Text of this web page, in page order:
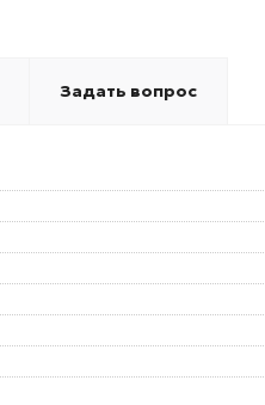
Задать вопрос